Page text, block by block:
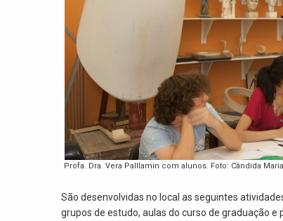
Profa. Dra. Vera Palllamin com alunos. Foto: Cândida
São desenvolvidas no local as seguintes
grupos de estudo, aulas do curso de graduação